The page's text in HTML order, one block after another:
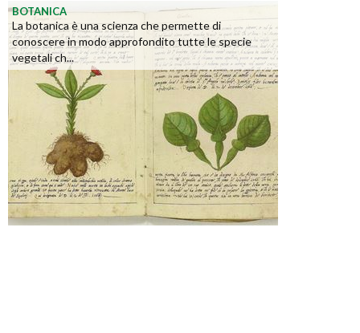
BOTANICA
La botanica è una scienza che permette di
conoscere in modo approfondito tutte le specie
vegetali ch...